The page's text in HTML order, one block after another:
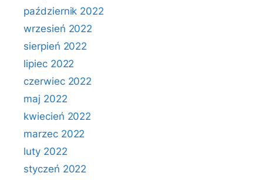
październik 2022
wrzesień 2022
sierpień 2022
lipiec 2022
czerwiec 2022
maj 2022
kwiecień 2022
marzec 2022
luty 2022
styczeń 2022